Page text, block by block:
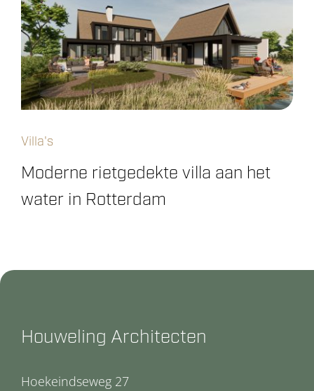
Moderne rietgedekte villa aan het
water in Rotterdam
Villa's
Houweling Architecten
Hoekeindseweg 27